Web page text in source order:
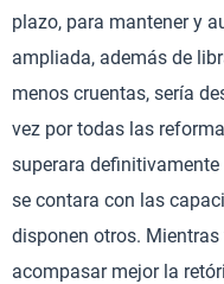
plazo, para mantener y
ampliada, además de
menos cruentas, sería
vez por todas las
superara
se contara con las
disponen otros.
acompasar mejor la